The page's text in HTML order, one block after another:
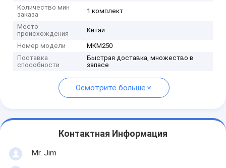
Количество мин
заказа
1 комплект
Место
происхождения
Китай
Номер модели
МКМ250
Поставка
способности
Быстрая доставка, множество в
запасе
Осмотрите больше
Контактная Информация
Mr. Jim